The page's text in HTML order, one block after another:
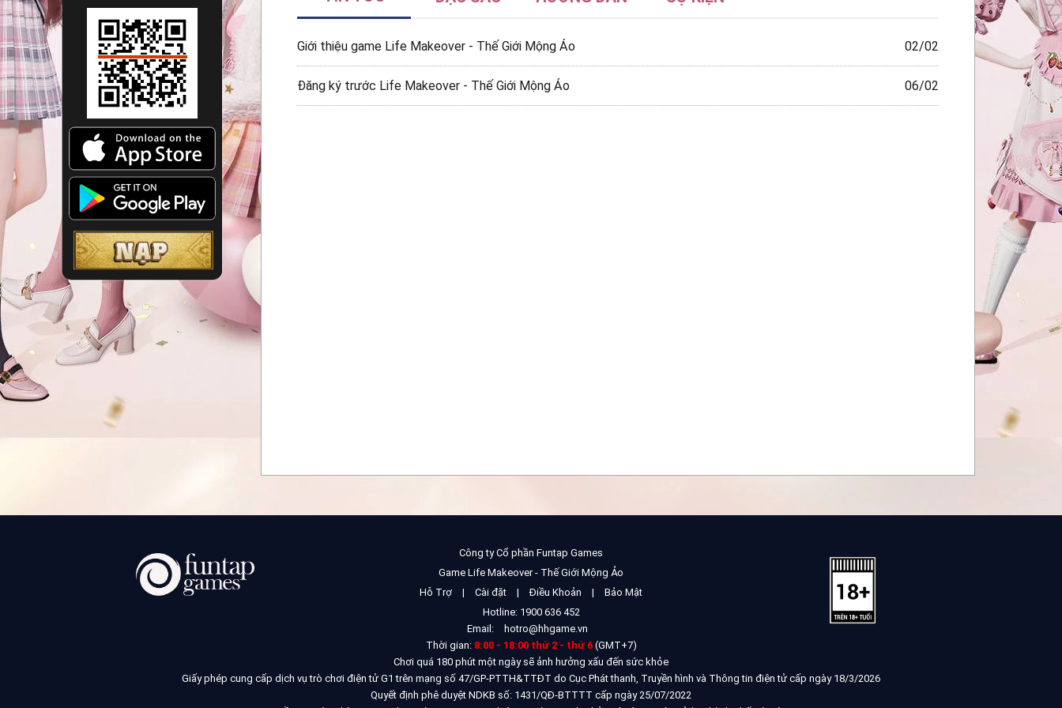
Giới thiệu game Life Makeover - Thế Giới Mộng Ảo 02/02
Đăng ký trước Life Makeover - Thế Giới Mộng Ảo 06/02
Công ty Cổ phần Funtap Games
Game Life Makeover - Thế Giới Mộng Ảo
Hỗ Trợ
| Cài đặt | Điều Khoản |
Bảo Mật
Hotline: 1900 636 452
Email:
hotro@hhgame.vn
Thời gian: 8:00 - 18:00 thứ 2 - thứ 6 (GMT+7)
Chơi quá 180 phút một ngày sẽ ảnh hưởng xấu đến sức khỏe
Giấy phép cung cấp dịch vụ trò chơi điện tử G1 trên mạng số 47/GP-PTTH&TTĐT do Cục Phát thanh, Truyền hình và Thông tin điện tử cấp ngày 18/3/2026
Quyết định phê duyệt NDKB số: 1431/QĐ-BTTTT cấp ngày 25/07/2022